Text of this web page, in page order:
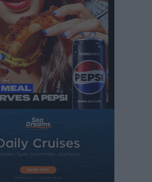
Ροδου προς Α. Γεωργιάδη:
για την Ενίσχυση της
στη Νησιωτική Ελλάδα και στα
Ζώνης
πριν 6 ώρες
αισιόδοξοι για την παρθενική